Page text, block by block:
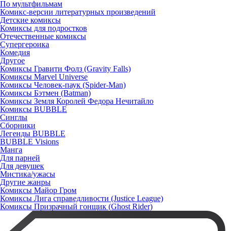
По мультфильмам
Комикс-версии литературных произведений
Детские комиксы
Комиксы для подростков
Отечественные комиксы
Супергероика
Комедия
Другое
Комиксы Гравити Фолз (Gravity Falls)
Комиксы Marvel Universe
Комиксы Человек-паук (Spider-Man)
Комиксы Бэтмен (Batman)
Комиксы Земля Королей Федора Нечитайло
Комиксы BUBBLE
Синглы
Сборники
Легенды BUBBLE
BUBBLE Visions
Манга
Для парней
Для девушек
Мистика/ужасы
Другие жанры
Комиксы Майор Гром
Комиксы Лига справедливости (Justice League)
Комиксы Призрачный гонщик (Ghost Rider)